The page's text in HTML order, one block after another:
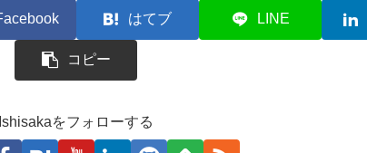
はてブ LINE
コピー
Ishisakaをフォローする